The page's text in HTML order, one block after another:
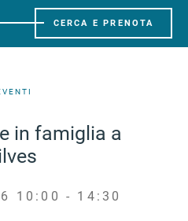
CERCA E PRENOTA
in famiglia a
10:00 - 14:30